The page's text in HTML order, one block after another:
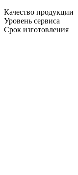
Качество продукции
Уровень сервиса
Срок изготовления